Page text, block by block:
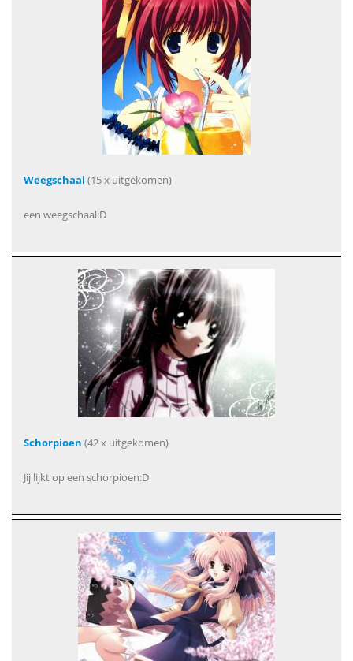
Weegschaal (15 x uitgekomen)
een weegschaal:D
Schorpioen (42 x uitgekomen)
Jij lijkt op een schorpioen:D